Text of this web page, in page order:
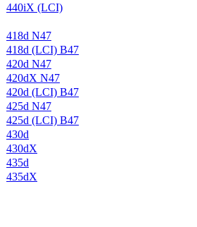
440iX (LCI)
418d N47
418d (LCI) B47
420d N47
420dX N47
420d (LCI) B47
425d N47
425d (LCI) B47
430d
430dX
435d
435dX